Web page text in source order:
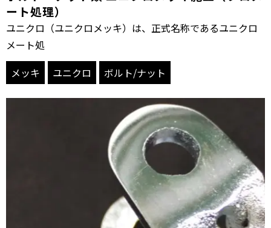
ート処理）
ユニクロ（ユニクロメッキ）は、正式名称であるユニクロ
メート処
メッキ
ユニクロ ボルト/ナット